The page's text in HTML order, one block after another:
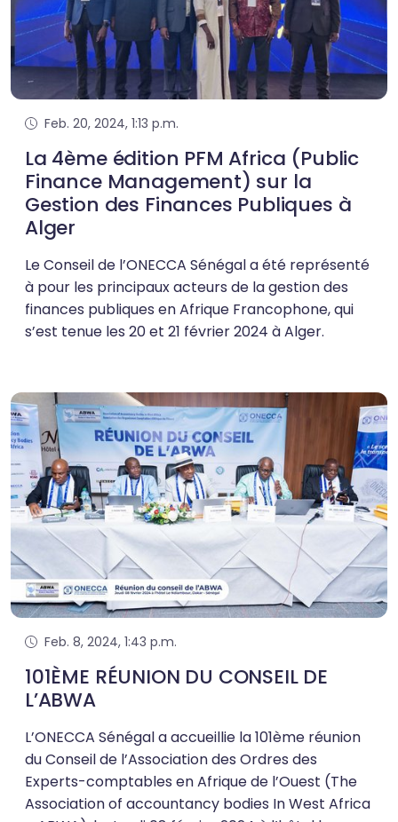
Feb. 20, 2024, 1:13 p.m.
La 4ème édition PFM Africa (Public
Finance Management) sur la
Gestion des Finances Publiques à
Alger
Le Conseil de l’ONECCA Sénégal a été représenté
à pour les principaux acteurs de la gestion des
finances publiques en Afrique Francophone, qui
s’est tenue les 20 et 21 février 2024 à Alger.
Feb. 8, 2024, 1:43 p.m.
101ÈME RÉUNION DU CONSEIL DE
L’ABWA
L’ONECCA Sénégal a accueillie la 101ème réunion
du Conseil de l’Association des Ordres des
Experts-comptables en Afrique de l’Ouest (The
Association of accountancy bodies In West Africa